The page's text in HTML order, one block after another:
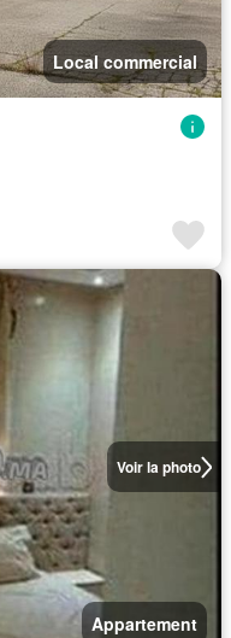
Local commercial
Voir la photo
Appartement